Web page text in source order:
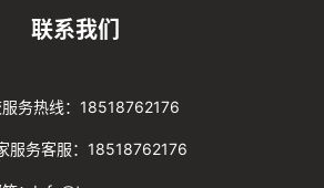
联系我们
务热线：18518762176
服务客服：18518762176